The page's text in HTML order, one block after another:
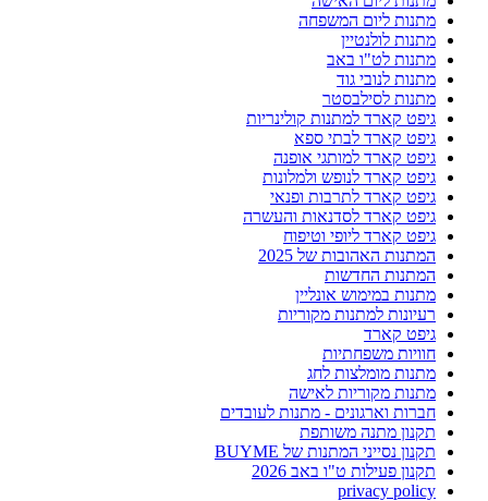
מתנות ליום המשפחה
מתנות לולנטיין
מתנות לט"ו באב
מתנות לנובי גוד
מתנות לסילבסטר
גיפט קארד למתנות קולינריות
גיפט קארד לבתי ספא
גיפט קארד למותגי אופנה
גיפט קארד לנופש ולמלונות
גיפט קארד לתרבות ופנאי
גיפט קארד לסדנאות והעשרה
גיפט קארד ליופי וטיפוח
המתנות האהובות של 2025
המתנות החדשות
מתנות במימוש אונליין
רעיונות למתנות מקוריות
גיפט קארד
חוויות משפחתיות
מתנות מומלצות לחג
מתנות מקוריות לאישה
חברות וארגונים - מתנות לעובדים
תקנון מתנה משותפת
תקנון נסייני המתנות של BUYME
תקנון פעילות ט"ו באב 2026
privacy policy